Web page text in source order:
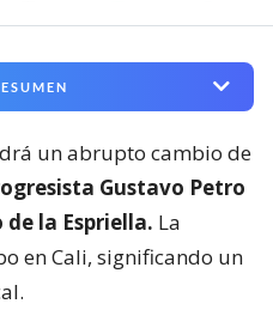
un abrupto cambio de
Gustavo Petro
la Espriella. La
en Cali, significando un